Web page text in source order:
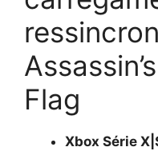
Flag
Xbox Série